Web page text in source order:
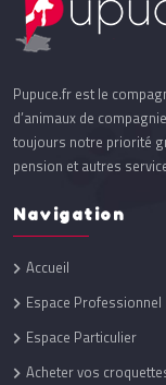
Pupuce.fr est le
d’animaux de
toujours notre priorité
pension et autres
Navigation
Accueil
Espace Professionnel
Espace Particulier
Acheter vos